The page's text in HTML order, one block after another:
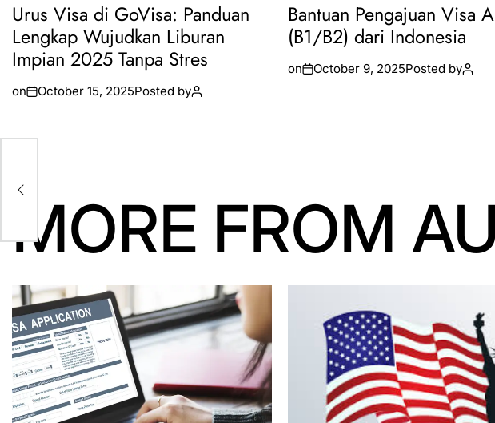
Urus Visa di GoVisa: Panduan
Lengkap Wujudkan Liburan
Impian 2025 Tanpa Stres
on October 15, 2025Posted by
Bantuan Pengajuan Visa
(B1/B2) dari Indonesia
on October 9, 2025Posted by
MORE FROM